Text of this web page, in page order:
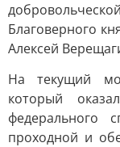
Благоверного
Алексей
На текущий
который
федерального
проходной и